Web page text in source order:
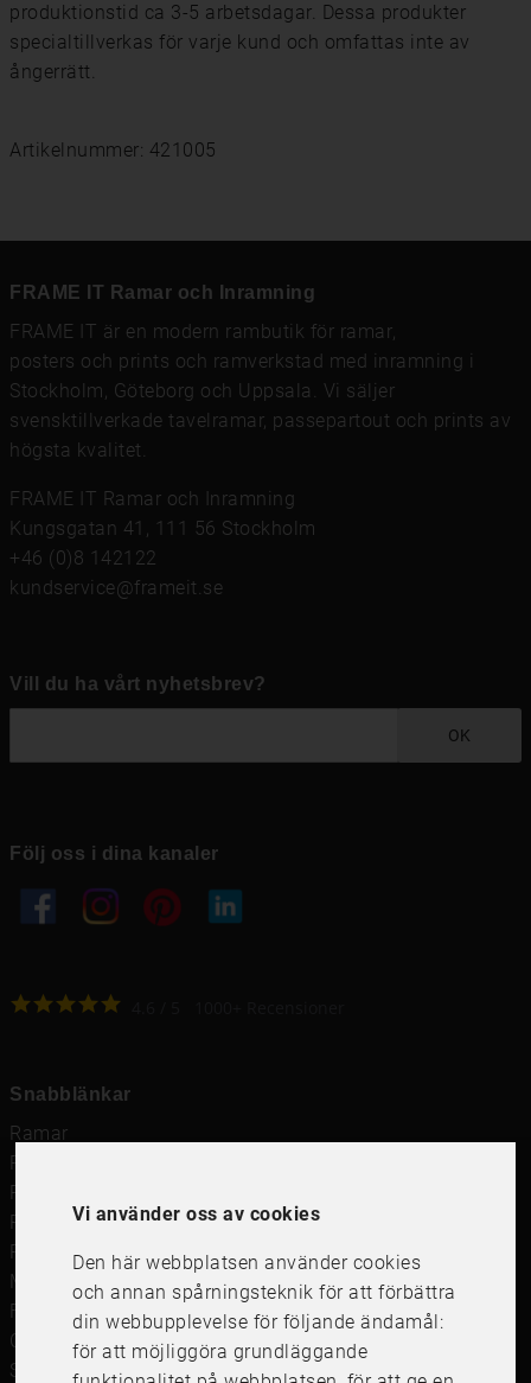
Vi använder oss av cookies
Den här webbplatsen använder cookies
och annan spårningsteknik för att förbättra
din webbupplevelse för följande ändamål:
för att möjliggöra grundläggande
produktionstid ca 3-5 arbetsdagar. Dessa produkter
specialtillverkas för varje kund och omfattas inte av
ångerrätt.
Artikelnummer: 421005
FRAME IT Ramar och Inramning
FRAME IT är en modern rambutik för ramar,
posters och prints och ramverkstad med inramning i
Stockholm, Göteborg och Uppsala. Vi säljer
svensktillverkade tavelramar, passepartout och prints av
högsta kvalitet.
FRAME IT Ramar och Inramning
Kungsgatan 41, 111 56 Stockholm
+46 (0)8 142122
kundservice@frameit.se
Vill du ha vårt nyhetsbrev?
OK
Följ oss i dina kanaler
Snabblänkar
Ramar
Ramar till Samsung The Frame
Ramverkstad & inramning
Passepartout
Posters
Måttbeställd passepartout
Framkalla bilder
Canvastavla
Studentskylt och studentplakat